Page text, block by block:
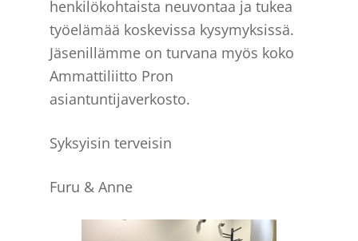
henkilökohtaista neuvontaa ja tukea
työelämää koskevissa kysymyksissä.
Jäsenillämme on turvana myös koko
Ammattiliitto Pron
asiantuntijaverkosto.
Syksyisin terveisin
Furu & Anne